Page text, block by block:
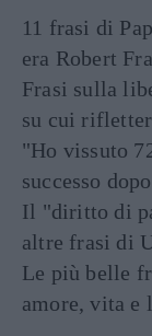
11 frasi di
era Robert
Frasi sulla
su cui
"Ho vissuto
successo
Il "diritto di
altre frasi di
Le più belle
amore, vita e